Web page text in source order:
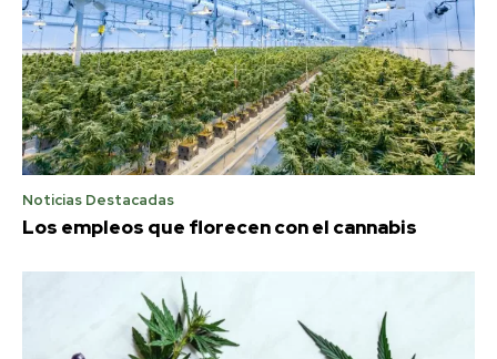
Noticias Destacadas
Los empleos que florecen con el cannabis